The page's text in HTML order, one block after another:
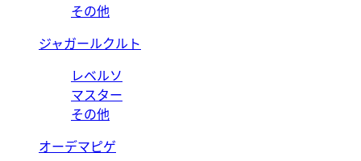
その他
ジャガールクルト
レベルソ
マスター
その他
オーデマピゲ